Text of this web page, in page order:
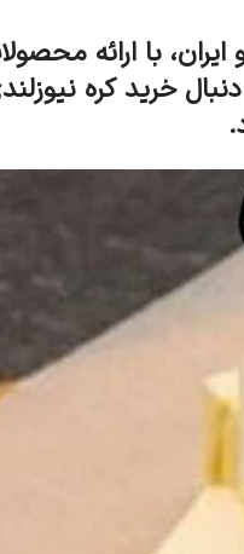
با ارائه
خرید کره